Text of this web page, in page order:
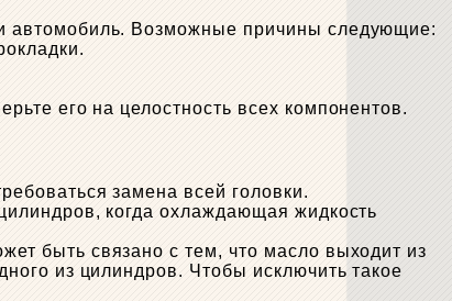
автомобиль. Возможные причины следующие:
его на целостность всех компонентов.
замена всей головки.
когда охлаждающая жидкость
быть связано с тем, что масло выходит из
из цилиндров. Чтобы исключить такое